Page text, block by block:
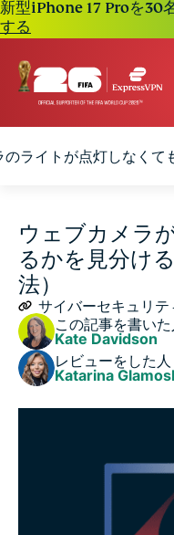
新型iPhone 17 Proを30
する
のライトが点灯しなくて
ウェブカメラのハッキ
ウェブカメラのハッ
しょうか？
ウェブカメラがハッ
イン
ウェブカメラがハッ
ウェブカメラ
るかを見分け
法）
サイバーセキュリテ
この記事を書いた
Kate Davidson
レビューをした人
Katarina